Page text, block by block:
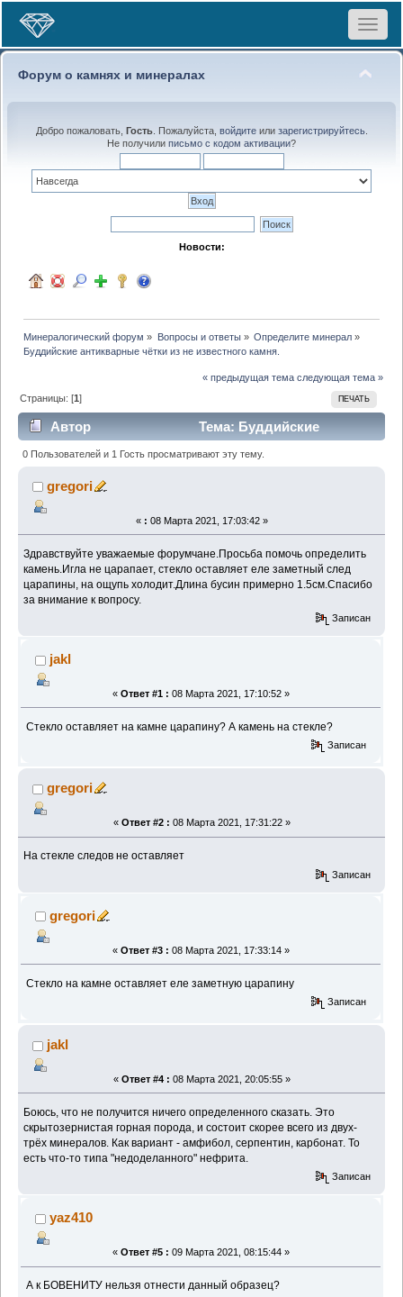
Toggle
Форум о камнях и минералах
Добро пожаловать, Гость. Пожалуйста, войдитеили зарегистрируйтесь.
Не получили письмо с кодом активации?
Новости:
Минералогический форум » Вопросы и ответы» Определите минерал»
Буддийские антикварные чётки из не известного камня.
« предыдущая тема следующая тема »
ПЕЧАТЬ
Страницы: [1]
Автор
Тема: Буддийские
антикварные чётки из не известного камня.
(Прочитано 2271 раз)
0 Пользователей и 1 Гость просматривают эту тему.
gregori
« : 08 Марта 2021, 17:03:42 »
Здравствуйте уважаемые форумчане.Просьба помочь определить
камень.Игла не царапает, стекло оставляет еле заметный след
царапины, на ощупь холодит.Длина бусин примерно 1.5см.Спасибо
за внимание к вопросу.
Записан
jakl
« Ответ #1 : 08 Марта 2021, 17:10:52 »
Стекло оставляет на камне царапину? А камень на стекле?
Записан
gregori
« Ответ #2 : 08 Марта 2021, 17:31:22 »
На стекле следов не оставляет
Записан
gregori
« Ответ #3 : 08 Марта 2021, 17:33:14 »
Стекло на камне оставляет еле заметную царапину
Записан
jakl
« Ответ #4 : 08 Марта 2021, 20:05:55 »
Боюсь, что не получится ничего определенного сказать. Это
скрытозернистая горная порода, и состоит скорее всего из двух-
трёх минералов. Как вариант - амфибол, серпентин, карбонат. То
есть что-то типа "недоделанного" нефрита.
Записан
yaz410
« Ответ #5 : 09 Марта 2021, 08:15:44 »
А к БОВЕНИТУ нельзя отнести данный образец?